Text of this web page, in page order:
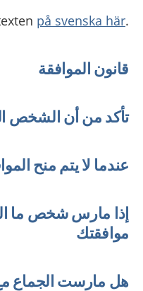
.Läs texten
på svenska här
قانون الموافقة
تأكد من أن الشخص
عندما لا يتم منح
إذا مارس شخص ما
موافقتك
هل مارست الجماع